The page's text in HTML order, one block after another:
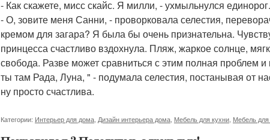
- Как скажете, мисс скайс. Я милли, - ухмыльнулся единорог.
- О, зовите меня Санни, - проворковала селестия,
кремом для загара? Я была бы очень признательна.
принцесса счастливо вздохнула. Пляж, жаркое солнце,
свобода. Разве может сравниться с этим полная
ты там Рада, Луна, " - подумала селестия, постанывая от
ну просто счастлива.
Категории: Интерьер для дома Дизайн интерьера дома Мебель для кухни Мебель